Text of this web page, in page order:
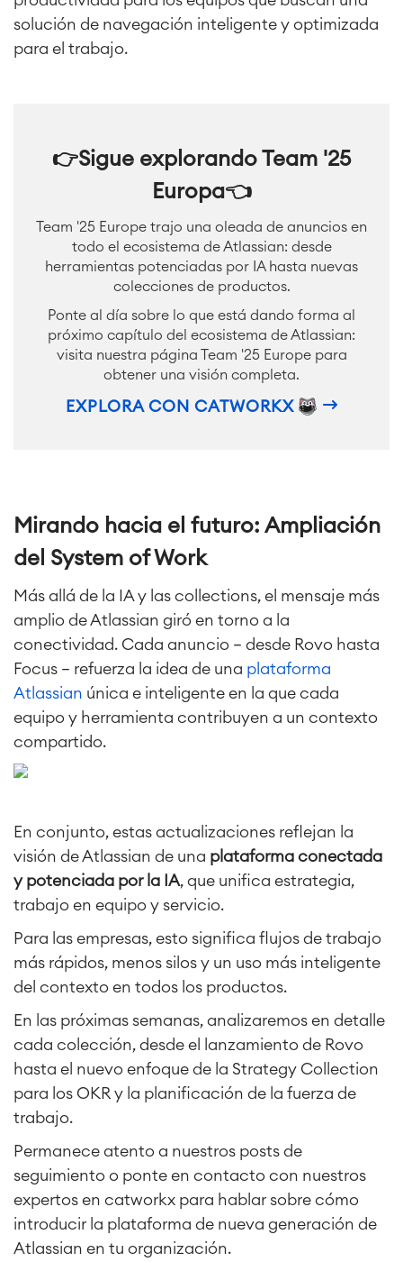
solución de navegación inteligente y optimizada
para el trabajo.
👉Sigue explorando Team '25
Europa👈
Team '25 Europe trajo una oleada de anuncios en
todo el ecosistema de Atlassian: desde
herramientas potenciadas por IA hasta nuevas
colecciones de productos.
Ponte al día sobre lo que está dando forma al
próximo capítulo del ecosistema de Atlassian:
visita nuestra página Team '25 Europe para
obtener una visión completa.
EXPLORA CON CATWORKX
Mirando hacia el futuro: Ampliación
del System of Work
Más allá de la IA y las collections, el mensaje más
amplio de Atlassian giró en torno a la
conectividad. Cada anuncio — desde Rovo hasta
Focus — refuerza la idea de una plataforma
Atlassian única e inteligente en la que cada
equipo y herramienta contribuyen a un contexto
compartido.
En conjunto, estas actualizaciones reflejan la
visión de Atlassian de una plataforma conectada
y potenciada por la IA, que unifica estrategia,
trabajo en equipo y servicio.
Para las empresas, esto significa flujos de trabajo
más rápidos, menos silos y un uso más inteligente
del contexto en todos los productos.
En las próximas semanas, analizaremos en detalle
cada colección, desde el lanzamiento de Rovo
hasta el nuevo enfoque de la Strategy Collection
para los OKR y la planificación de la fuerza de
trabajo.
Permanece atento a nuestros posts de
seguimiento o ponte en contacto con nuestros
expertos en catworkx para hablar sobre cómo
introducir la plataforma de nueva generación de
Atlassian en tu organización.